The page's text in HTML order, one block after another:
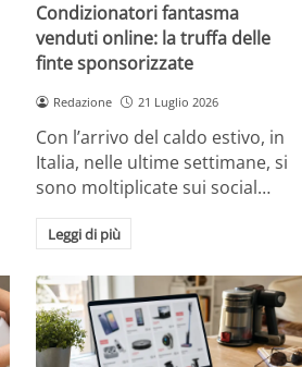
Condizionatori fantasma
venduti online: la truffa delle
finte sponsorizzate
Redazione 21 Luglio 2026
Con l’arrivo del caldo estivo, in
Italia, nelle ultime settimane, si
sono moltiplicate sui social…
Leggi di più